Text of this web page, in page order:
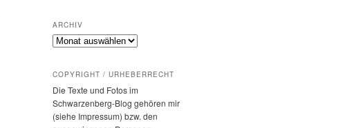
ARCHIV
Archiv
COPYRIGHT / URHEBERRECHT
Die Texte und Fotos im
Schwarzenberg-Blog gehören mir
(siehe Impressum) bzw. den